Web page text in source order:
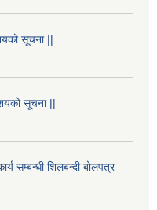
सूचना ||
सूचना ||
सम्बन्धी शिलबन्दी बोलपत्र